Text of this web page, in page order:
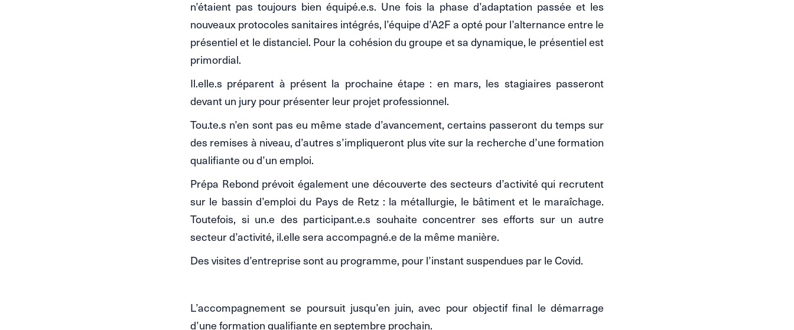
n’étaient pas toujours bien équipé.e.s. Une fois la phase d’adaptation passée et les
nouveaux protocoles sanitaires intégrés, l’équipe d’A2F a opté pour l’alternance entre le
présentiel et le distanciel. Pour la cohésion du groupe et sa dynamique, le présentiel est
primordial.
Il.elle.s préparent à présent la prochaine étape : en mars, les stagiaires passeront
devant un jury pour présenter leur projet professionnel.
Tou.te.s n’en sont pas eu même stade d’avancement, certains passeront du temps sur
des remises à niveau, d’autres s’impliqueront plus vite sur la recherche d’une formation
qualifiante ou d’un emploi.
Prépa Rebond prévoit également une découverte des secteurs d’activité qui recrutent
sur le bassin d’emploi du Pays de Retz : la métallurgie, le bâtiment et le maraîchage.
Toutefois, si un.e des participant.e.s souhaite concentrer ses efforts sur un autre
secteur d’activité, il.elle sera accompagné.e de la même manière.
Des visites d’entreprise sont au programme, pour l’instant suspendues par le Covid.
L’accompagnement se poursuit jusqu’en juin, avec pour objectif final le démarrage
d’une formation qualifiante en septembre prochain.